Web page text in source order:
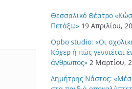
Θεσσαλικό Θέατρο
Πετάξω» 19 Απριλίου,
Opbo studio: «Οι
Κόχερ ή πώς γεννιέται
άνθρωπος» 2 Μαρτίου,
Δημήτρης Νάστος: